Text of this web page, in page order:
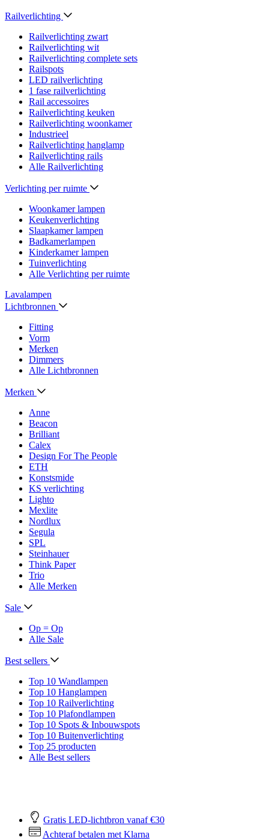
Railverlichting
Railverlichting zwart
Railverlichting wit
Railverlichting complete sets
Railspots
LED railverlichting
1 fase railverlichting
Rail accessoires
Railverlichting keuken
Railverlichting woonkamer
Industrieel
Railverlichting hanglamp
Railverlichting rails
Alle Railverlichting
Verlichting per ruimte
Woonkamer lampen
Keukenverlichting
Slaapkamer lampen
Badkamerlampen
Kinderkamer lampen
Tuinverlichting
Alle Verlichting per ruimte
Lavalampen
Lichtbronnen
Fitting
Vorm
Merken
Dimmers
Alle Lichtbronnen
Merken
Anne
Beacon
Brilliant
Calex
Design For The People
ETH
Konstsmide
KS verlichting
Lighto
Mexlite
Nordlux
Segula
SPL
Steinhauer
Think Paper
Trio
Alle Merken
Sale
Op = Op
Alle Sale
Best sellers
Top 10 Wandlampen
Top 10 Hanglampen
Top 10 Railverlichting
Top 10 Plafondlampen
Top 10 Spots & Inbouwspots
Top 10 Buitenverlichting
Top 25 producten
Alle Best sellers
Gratis LED-lichtbron vanaf €30
Achteraf betalen met Klarna